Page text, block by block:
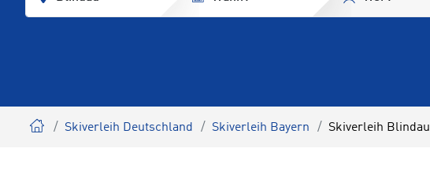
Skiverleih Deutschland Skiverleih Bayern Skiverleih Blindau